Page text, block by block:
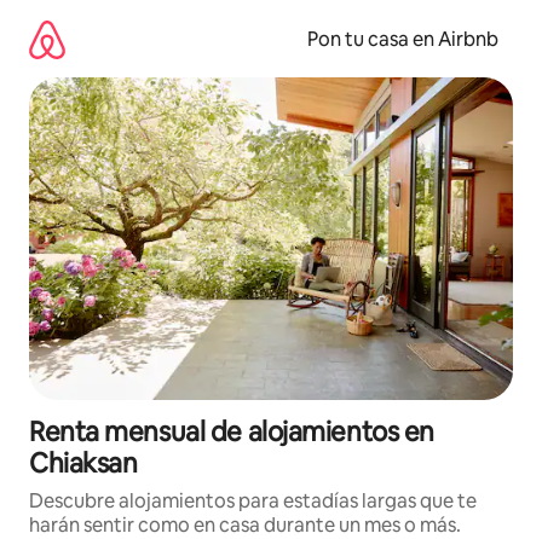
contenido
Pon tu casa en Airbnb
Renta mensual de alojamientos en
Chiaksan
Descubre alojamientos para estadías largas que te
harán sentir como en casa durante un mes o más.